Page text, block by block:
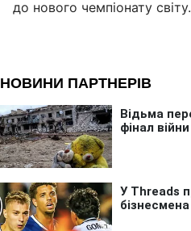
до нового чемпіонату світу.